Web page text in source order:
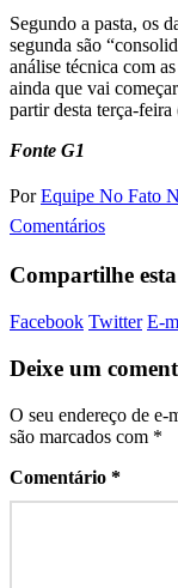
Segundo a pasta, os
segunda são
análise técnica com
ainda que vai
partir desta terça-feira
Fonte G1
Por Equipe No Fato
Comentários
Compartilhe
Facebook Twitter E-
Deixe um
O seu endereço de e-
são marcados com *
Comentário *